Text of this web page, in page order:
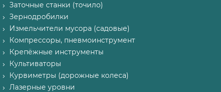
Заточные станки (точило)
Зернодробилки
Измельчители мусора (садовые)
Компрессоры, пневмоинструмент
Крепёжные инструменты
Культиваторы
Курвиметры (дорожные колеса)
Лазерные уровни